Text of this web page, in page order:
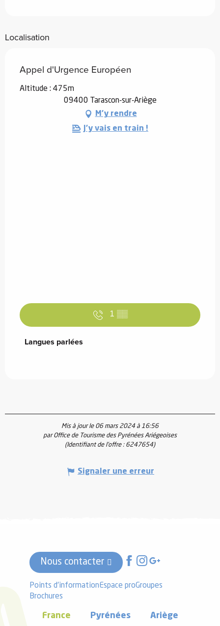
Localisation
Appel d'Urgence Européen
Altitude : 475m
09400 Tarascon-sur-Ariège
M'y rendre
J'y vais en train !
1 ▒▒
Langues parlées
Langues parlées
Mis à jour le 06 mars 2024 à 16:56
par Office de Tourisme des Pyrénées Ariégeoises
(Identifiant de l'offre : 6247654)
Signaler une erreur
Nous contacter
Points d'informationEspace proGroupes
Brochures
France Pyrénées Ariège